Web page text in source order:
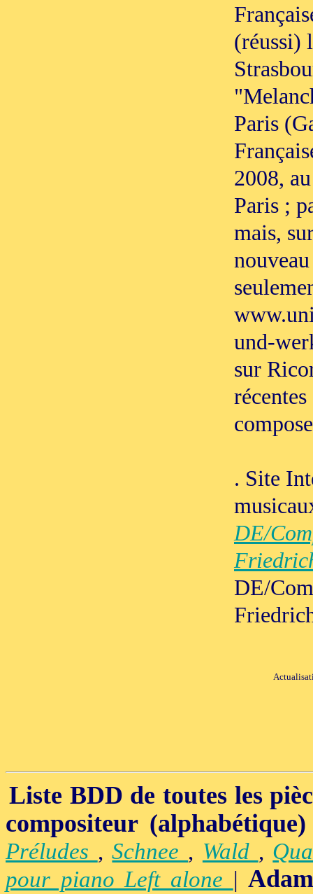
(réussi)
Paris
2008,
Paris ;
mais,
und-
sur
. Site
DE/
DE/
Liste BDD de toutes les
compositeur (alphabétique)
Préludes ,Schnee , Wald ,
pour piano Left alone |